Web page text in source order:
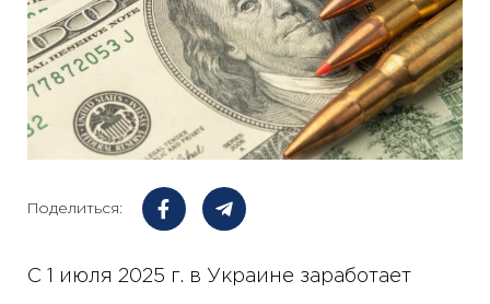
Поделиться:
С 1 июля 2025 г. в Украине заработает